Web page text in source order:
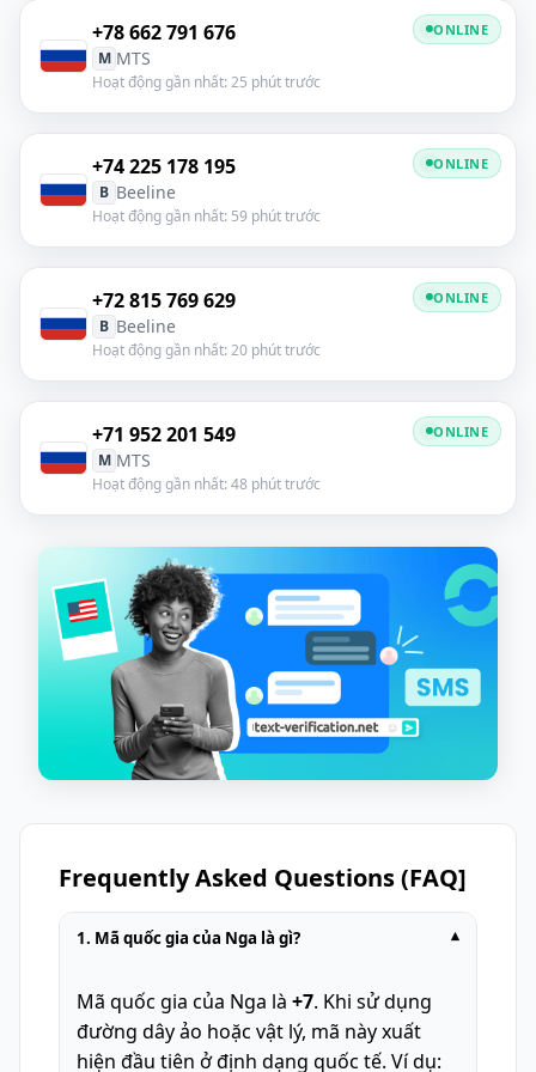
+78 662 791 676
M MTS
Hoạt động gần nhất: 25 phút trước
ONLINE
+74 225 178 195
B Beeline
Hoạt động gần nhất: 59 phút trước
ONLINE
+72 815 769 629
B Beeline
Hoạt động gần nhất: 20 phút trước
ONLINE
+71 952 201 549
M MTS
Hoạt động gần nhất: 48 phút trước
ONLINE
Frequently Asked Questions (FAQ]
1. Mã quốc gia của Nga là gì? ▾
Mã quốc gia của Nga là +7. Khi sử dụng
đường dây ảo hoặc vật lý, mã này xuất
hiện đầu tiên ở định dạng quốc tế. Ví dụ: